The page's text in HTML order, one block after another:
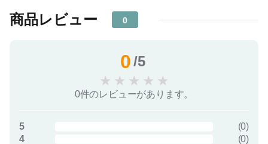
商品レビュー 0
0/5
★ ★ ★ ★ ★
0件のレビューがあります。
5 (0)
4
(0)